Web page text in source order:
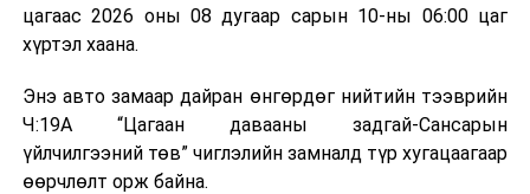
Япон, Герман, Швейцар, Нидерланд, Өмнөд Солонгос
зэрэг улс лаг хатаах, шатаах технологийг ашиглаж
байна. Тухайлбал, Германд лаг шатаах үйлдвэрээс
гарсан үнснээс фосфор сэргээн авах технологи
ашигладаг бол Нидерландад төвлөрсөн лаг
боловсруулах үйлдвэрүүдээр дулаан, цахилгаан
цагаас 2026 оны 08 дугаар сарын 10-ны 06:00 цаг
хүртэл хаана.
Энэ авто замаар дайран өнгөрдөг нийтийн тээврийн
Ч:19А “Цагаан давааны задгай-Сансарын
үйлчилгээний төв” чиглэлийн замналд түр хугацаагаар
өөрчлөлт орж байна.